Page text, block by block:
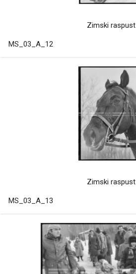
Zimski raspust
MS_03_A_12
Zimski raspust
MS_03_A_13